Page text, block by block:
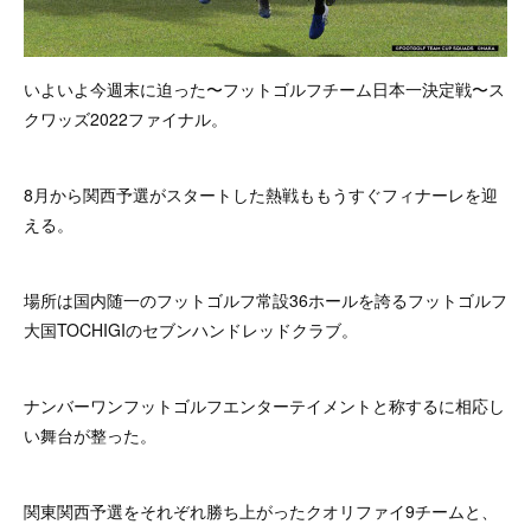
いよいよ今週末に迫った〜フットゴルフチーム日本一決定戦〜ス
クワッズ2022ファイナル。
8月から関西予選がスタートした熱戦ももうすぐフィナーレを迎
える。
場所は国内随一のフットゴルフ常設36ホールを誇るフットゴルフ
大国TOCHIGIのセブンハンドレッドクラブ。
ナンバーワンフットゴルフエンターテイメントと称するに相応し
い舞台が整った。
関東関西予選をそれぞれ勝ち上がったクオリファイ9チームと、